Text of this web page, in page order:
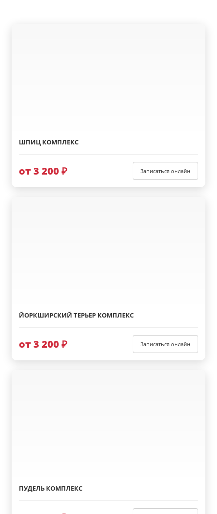
ШПИЦ КОМПЛЕКС
от 3 200 ₽ Записаться онлайн
ЙОРКШИРСКИЙ ТЕРЬЕР КОМПЛЕКС
от 3 200 ₽ Записаться онлайн
ПУДЕЛЬ КОМПЛЕКС